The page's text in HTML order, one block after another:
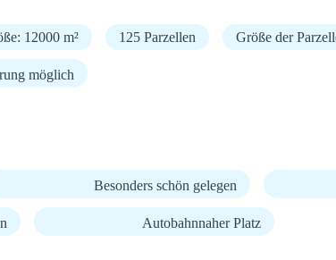
12000 m² 125 Parzellen Größe der
möglich
Besonders schön gelegen
Autobahnnaher Platz